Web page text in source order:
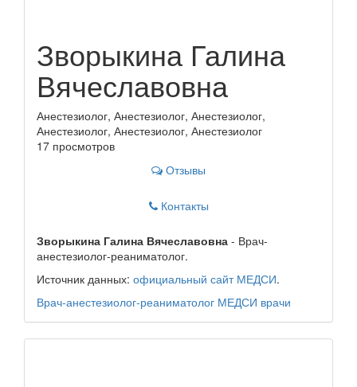
Зворыкина Галина
Вячеславовна
Анестезиолог, Анестезиолог, Анестезиолог,
Анестезиолог, Анестезиолог, Анестезиолог
17 просмотров
Отзывы
Контакты
Зворыкина Галина Вячеславовна - Врач-
анестезиолог-реаниматолог.
Источник данных: официальный сайт МЕДСИ.
Врач-анестезиолог-реаниматолог МЕДСИ врачи